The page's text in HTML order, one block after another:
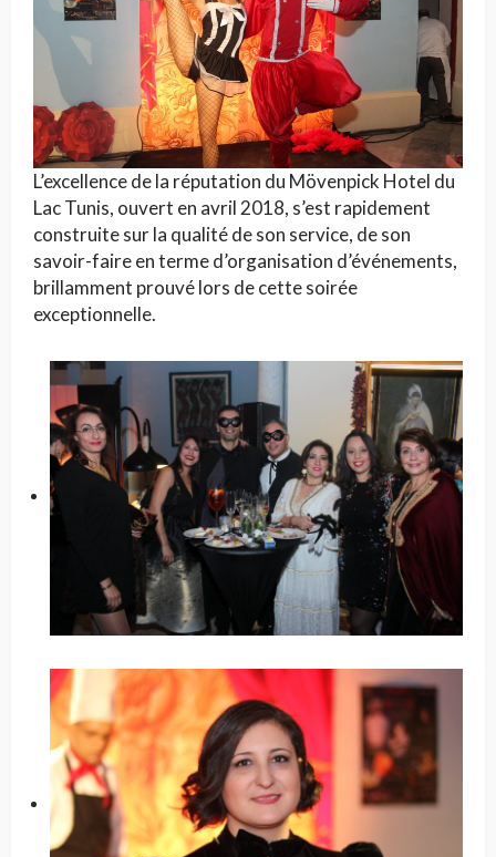
L’excellence de la réputation du Mövenpick Hotel du
Lac Tunis, ouvert en avril 2018, s’est rapidement
construite sur la qualité de son service, de son
savoir-faire en terme d’organisation d’événements,
brillamment prouvé lors de cette soirée
exceptionnelle.